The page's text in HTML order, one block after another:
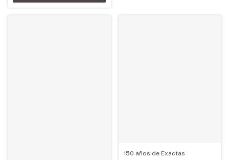
150 años de Exactas